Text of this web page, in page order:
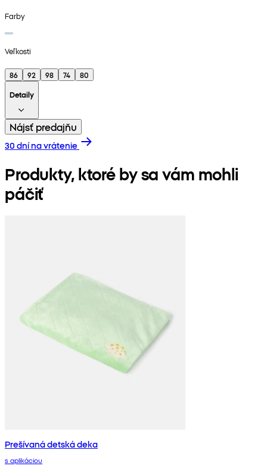
Farby
Veľkosti
86 92 98 74
80
Detaily
Nájsť predajňu
30 dní na vrátenie
Produkty, ktoré by sa vám mohli
páčiť
Prešívaná detská deka
s aplikáciou